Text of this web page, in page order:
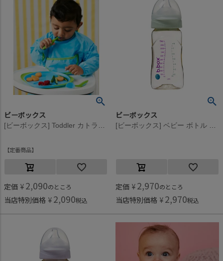
ビーボックス
[ビーボックス] Toddler カトラリー オーシャンブリーズ
定番商品
定価 ¥ 2,090のところ
当店特別価格 ¥ 2,090税込
ビーボックス
[ビーボックス] ベビー ボトル 240ml セージ
定価 ¥ 2,970のところ
当店特別価格 ¥ 2,970税込